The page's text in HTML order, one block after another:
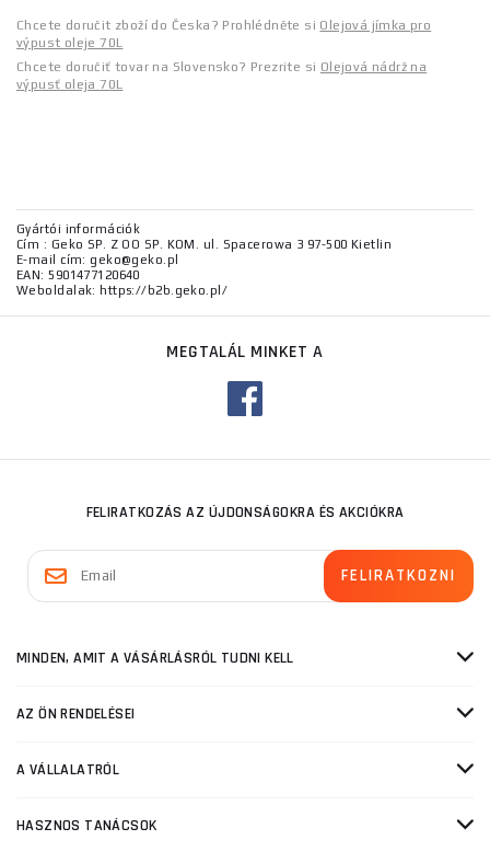
Chcete doručit zboží do Česka? Prohlédněte si Olejová jímka pro
výpust oleje 70L
Chcete doručiť tovar na Slovensko? Prezrite si Olejová nádrž na
výpusť oleja 70L
Gyártói információk
Cím : Geko SP. Z OO SP. KOM. ul. Spacerowa 3 97-500 Kietlin
E-mail cím: geko@geko.pl
EAN: 5901477120640
Weboldalak: https://b2b.geko.pl/
MEGTALÁL MINKET A
FELIRATKOZÁS AZ ÚJDONSÁGOKRA ÉS AKCIÓKRA
MINDEN, AMIT A VÁSÁRLÁSRÓL TUDNI KELL
AZ ÖN RENDELÉSEI
A VÁLLALATRÓL
HASZNOS TANÁCSOK